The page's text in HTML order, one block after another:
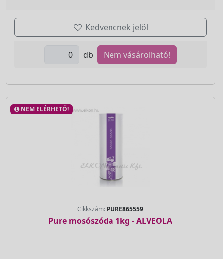
Kedvencnek jelöl
db Nem vásárolható!
NEM ELÉRHETŐ!
Cikkszám: PURE865559
Pure mosószóda 1kg - ALVEOLA